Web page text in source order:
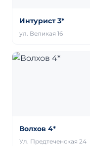
Интурист 3*
ул. Великая 16
Волхов 4*
Ул. Предтеченская 24